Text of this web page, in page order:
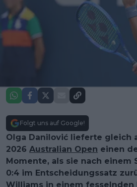
Folgt uns auf Google!
Olga Danilović lieferte gleich
2026 Australian Open einen
Momente, als sie nach einem
0:4 im Entscheidungssatz
Williams in einem fesselnden